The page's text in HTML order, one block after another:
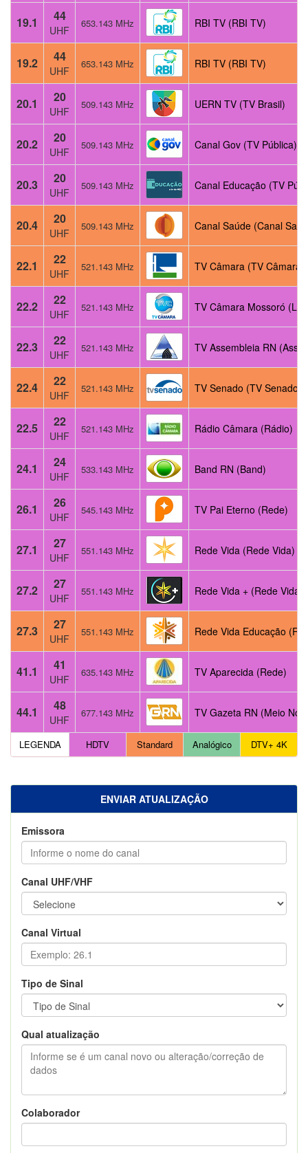
19.1 44
UHF
653.143 MHz RBI TV (RBI TV)
19.2 44
UHF
653.143 MHz RBI TV (RBI TV)
20.1 20
UHF
509.143 MHz UERN TV (TV Brasil)
20.2 20
UHF
509.143 MHz Canal Gov (TV Pública)
20.3 20
UHF
509.143 MHz Canal Educação (TV
20.4 20
UHF
509.143 MHz Canal Saúde (Canal
22.1 22
UHF
521.143 MHz TV Câmara (TV Câmara)
22.2 22
UHF
521.143 MHz TV Câmara Mossoró
22.3 22
UHF
521.143 MHz TV Assembleia RN
22.4 22
UHF
521.143 MHz TV Senado (TV Senado)
22.5 22
UHF
521.143 MHz Rádio Câmara (Rádio)
24.1 24
UHF
533.143 MHz Band RN (Band)
26.1 26
UHF
545.143 MHz TV Pai Eterno (Rede)
27.1 27
UHF
551.143 MHz Rede Vida (Rede Vida)
27.2 27
UHF
551.143 MHz Rede Vida + (Rede Vida)
27.3 27
UHF
551.143 MHz Rede Vida Educação
41.1 41
UHF
635.143 MHz TV Aparecida (Rede)
44.1 48
UHF
677.143 MHz TV Gazeta RN (Meio
LEGENDA HDTV Standard Analógico DTV+ 4K
ENVIAR ATUALIZAÇÃO
Emissora
Canal UHF/VHF
Canal Virtual
Tipo de Sinal
Qual atualização
Colaborador